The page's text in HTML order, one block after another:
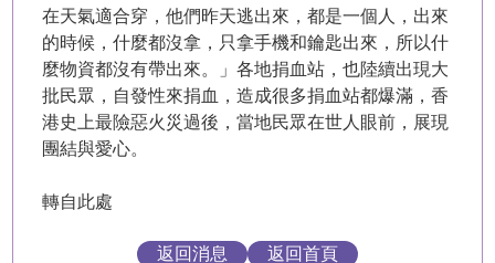
在天氣適合穿，他們昨天逃出來，都是一個人，出來
的時候，什麼都沒拿，只拿手機和鑰匙出來，所以什
麼物資都沒有帶出來。」各地捐血站，也陸續出現大
批民眾，自發性來捐血，造成很多捐血站都爆滿，香
港史上最險惡火災過後，當地民眾在世人眼前，展現
團結與愛心。
轉自此處
返回消息 返回首頁